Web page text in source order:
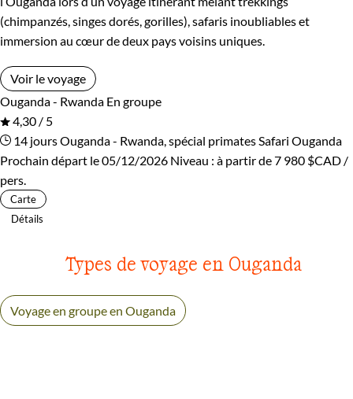
(chimpanzés, singes dorés, gorilles), safaris inoubliables et
immersion au cœur de deux pays voisins uniques.
Voir le voyage
Ouganda - Rwanda En groupe
4,30 / 5
14 joursOuganda - Rwanda, spécial primates Safari Ouganda
Prochain départ le 05/12/2026 Niveau : à partir de7 980 $CAD /
pers.
Carte
Détails
Types de voyage en Ouganda
Voyage en groupe en Ouganda